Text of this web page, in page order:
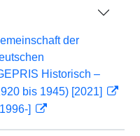
der
Historisch –
bis 1945) [2021]
]